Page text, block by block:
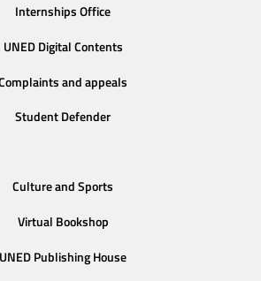
Internships Office
UNED Digital Contents
and appeals
Student Defender
Culture and Sports
Virtual Bookshop
UNED Publishing House